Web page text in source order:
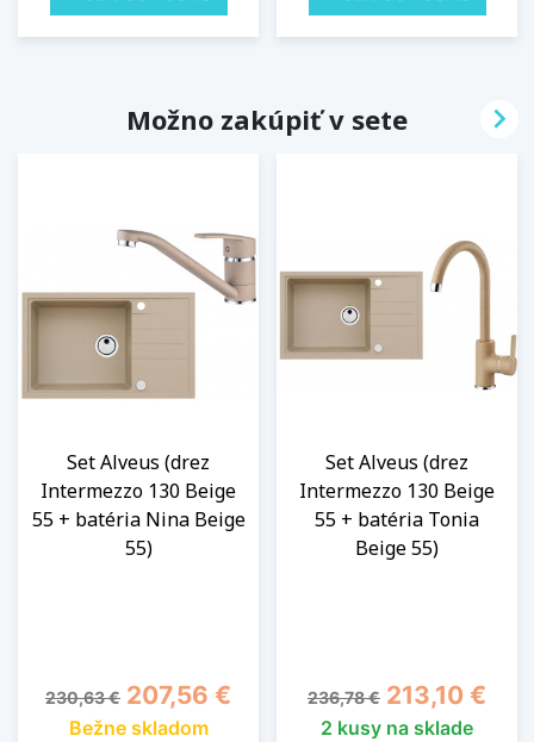
Možno zakúpiť v sete
Set Alveus (drez
Intermezzo 130 Beige
55 + batéria Nina Beige
55)
Základná cena
230,63 € Cena
207,56 €
Bežne skladom
Set Alveus (drez
Intermezzo 130 Beige
55 + batéria Tonia
Beige 55)
Základná cena
236,78 € Cena
213,10 €
2 kusy na sklade
